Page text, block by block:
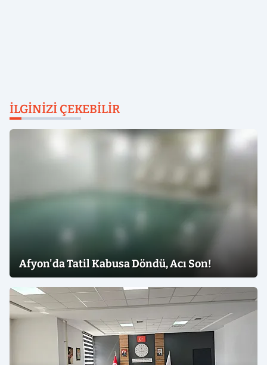
İLGINIZI ÇEKEBILIR
Afyon'da Tatil Kabusa Döndü, Acı Son!